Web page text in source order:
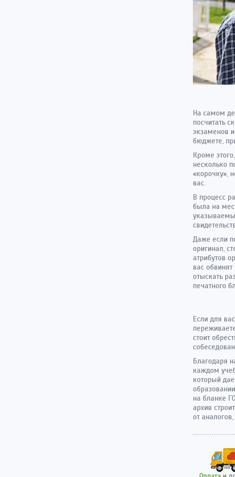
На самом
посчитать
экзаменов
бюджете,
Кроме
несколько
«корочку»,
вас.
В процесс
была на
Даже если
оригинал,
атрибутов
вас обвинят
отыскать
печатного
Если для
стоит
Благодаря
каждом
который
на бланке
архив
от